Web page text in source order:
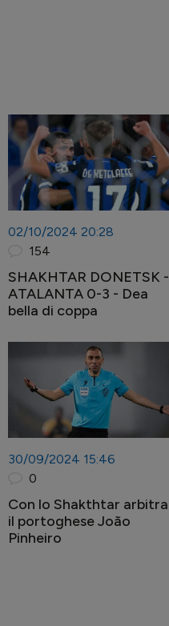
02/10/2024 20:28
154
SHAKHTAR DONETSK -
ATALANTA 0-3 - Dea
bella di coppa
30/09/2024 15:46
0
Con lo Shakthtar arbitra
il portoghese João
Pinheiro